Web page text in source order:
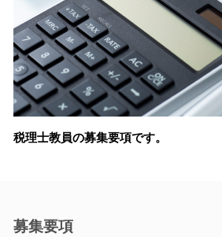
税理士教員の募集要項です。
募集要項